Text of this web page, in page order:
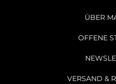
ÜBER
OFFENE
VERSAND &